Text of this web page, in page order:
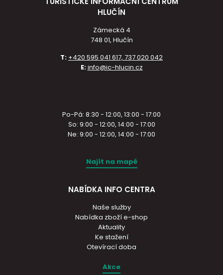
HLUČÍN
Zámecká 4
748 01, Hlučín
T: +420 595 041 617, 737 020 042
E:info@ic-hlucin.cz
Po-Pá: 8:30 - 12:00, 13:00 - 17:00
So: 9:00 - 12:00, 14:00 - 17:00
Ne: 9:00 - 12:00, 14:00 - 17:00
Najít na mapě
NABÍDKA INFO CENTRA
Naše služby
Nabídka zboží e-shop
Aktuality
Ke stažení
Otevírací doba
Akce